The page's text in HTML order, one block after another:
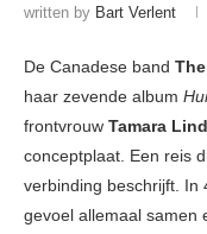
written by Bart Verlent
De Canadese band
haar zevende album
frontvrouw Tamara
conceptplaat. Een reis
verbinding beschrijft. In
gevoel allemaal samen